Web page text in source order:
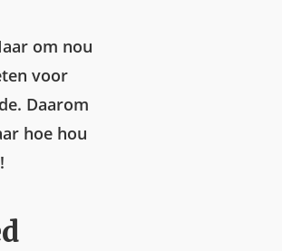
om nou
voor
Daarom
hoe hou